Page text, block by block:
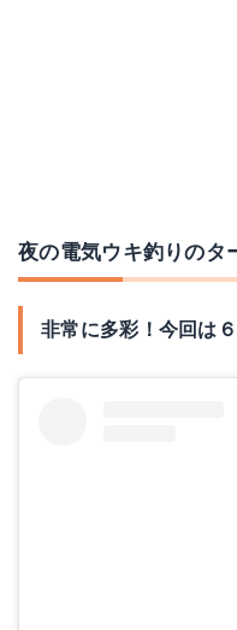
夜の電気ウキ釣りのタ
非常に多彩！今回は